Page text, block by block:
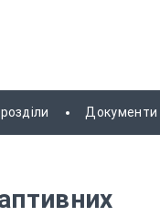
Документи